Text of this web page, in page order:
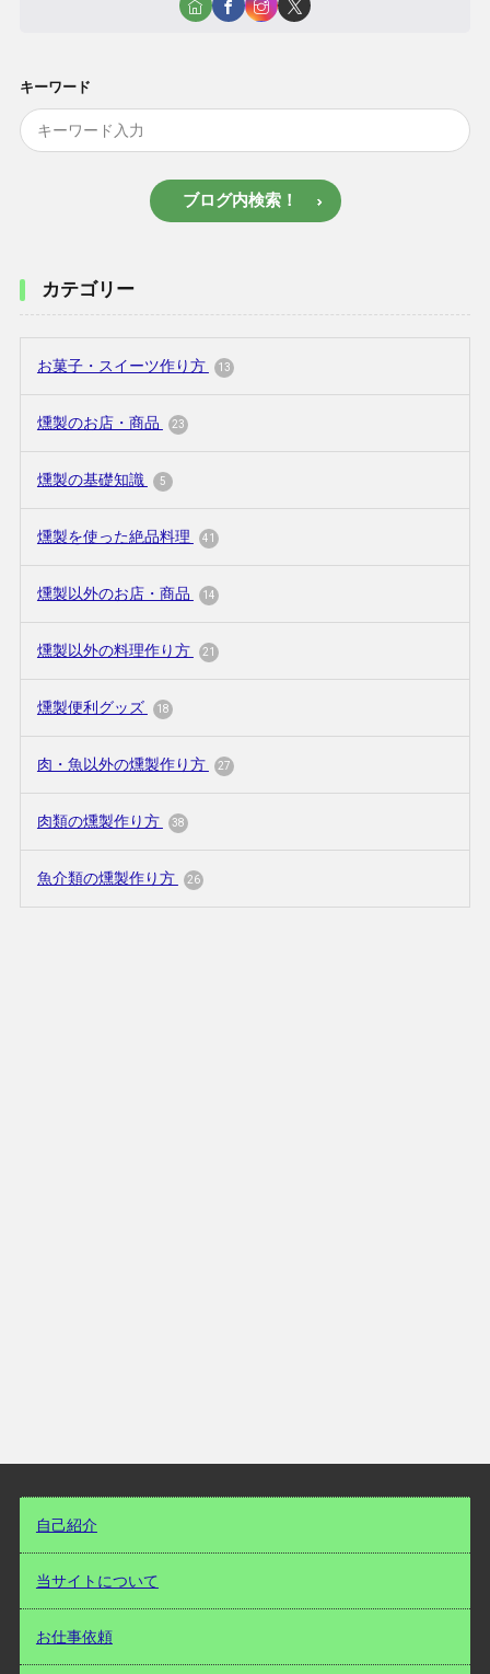
キーワード
ブログ内検索！
カテゴリー
お菓子・スイーツ作り方 13
燻製のお店・商品 23
燻製の基礎知識 5
燻製を使った絶品料理 41
燻製以外のお店・商品 14
燻製以外の料理作り方 21
燻製便利グッズ 18
肉・魚以外の燻製作り方 27
肉類の燻製作り方 38
魚介類の燻製作り方 26
自己紹介
当サイトについて
お仕事依頼